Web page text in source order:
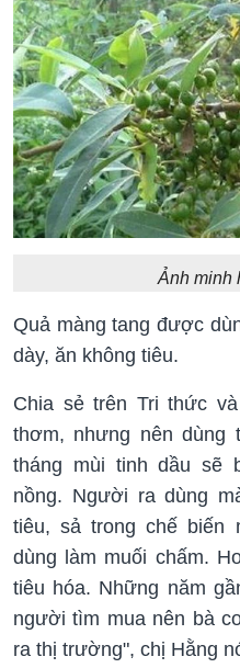
Ảnh minh
Quả màng tang được
dày, ăn không tiêu.
Chia sẻ trên Tri thức
thơm, nhưng nên dùng
tháng mùi tinh dầu sẽ
nồng. Người ra dùng
tiêu, sả trong chế biến
dùng làm muối chấm.
tiêu hóa. Những năm
người tìm mua nên bà
ra thị trường", chị Hằng